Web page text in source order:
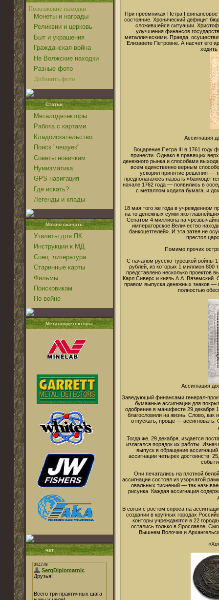
Поволжские находки
Монеты и награды
Реликвии и церковь
Быт и украшения
Гражданская война
Не Волжские находки
Разные фото
Добавить фото
Статьи
Металодетекторы
Работа с картами
Кладоискательство
Поиск "чешуек"
Советы новичкам
Нумизматика
GPS навигация
Где искать?
Легенды и клады
Можно скачать:
Утилиты для ПК
Инструкции к МД
Спец. литература
Старинные карты
Фильмы
Поисковикам
По войне
Металлодетекторы
чат
При преемниках Петра I
состояние. Хронический дефицит
сложившейся ситуации.
улучшения финансов
металлическими. Правда,
Елизавете Петровне. А насчет его
Ассигнация
Воцарение Петра III в 1761 году
принести. Однако в правящих
денежного рынка и способами
всем единственно верным
ускорил принятие решения —
предполагалось назвать
начале 1762 года — появились в
с металлом ходила бумага, и
18 мая того же года в учрежденном
на то денежных сумм яко
Сенатом 4 миллиона на
императорское Величество
банкоцеттелей». И эта затея не
престол
Помимо прочих
С началом русско-турецкой войны
рублей, из которых 1 миллион
представлено несколько проектов
Карл Сиверс и князь А.А. Вяземский.
правом выпуска денежных знаков —
полностью
Ассигнация
Заведующий финансами генерал-
бумажные ассигнации для
одобрение в манифесте 29
благословили на жизнь. Слово, как
отпускать, проще —
Тогда же, 29 декабря, издается
излагался порядок их работы.
выпуск в обращение
ассигнации четырех достоинств:
Они печатались на плотной
ассигнации состоял из узорчатой
овальных тиснений — так
рисунка. Каждая ассигнация
В связи с ростом спроса на
создании в крупных городах
конторы учреждаются в 22
остались только в Ярославле,
Вышнем Волочке и